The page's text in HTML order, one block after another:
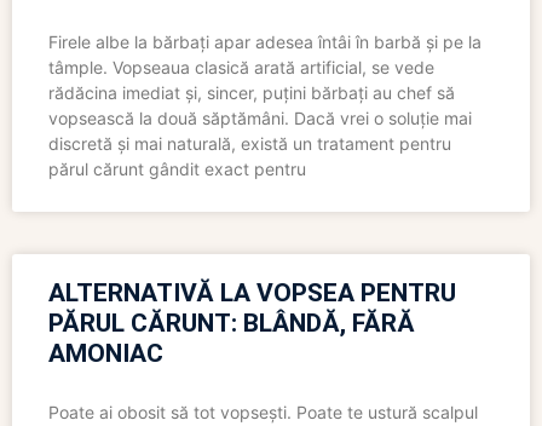
Firele albe la bărbați apar adesea întâi în barbă și pe la
tâmple. Vopseaua clasică arată artificial, se vede
rădăcina imediat și, sincer, puțini bărbați au chef să
vopsească la două săptămâni. Dacă vrei o soluție mai
discretă și mai naturală, există un tratament pentru
părul cărunt gândit exact pentru
ALTERNATIVĂ LA VOPSEA PENTRU
PĂRUL CĂRUNT: BLÂNDĂ, FĂRĂ
AMONIAC
Poate ai obosit să tot vopsești. Poate te ustură scalpul